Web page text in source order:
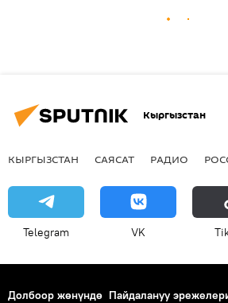
Кыргызстан
КЫРГЫЗСТАН САЯСАТ РАДИО
Telegram VK
Долбоор жөнүндө Пайдалануу